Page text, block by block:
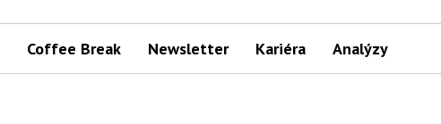
Coffee Break Newsletter Kariéra Analýzy